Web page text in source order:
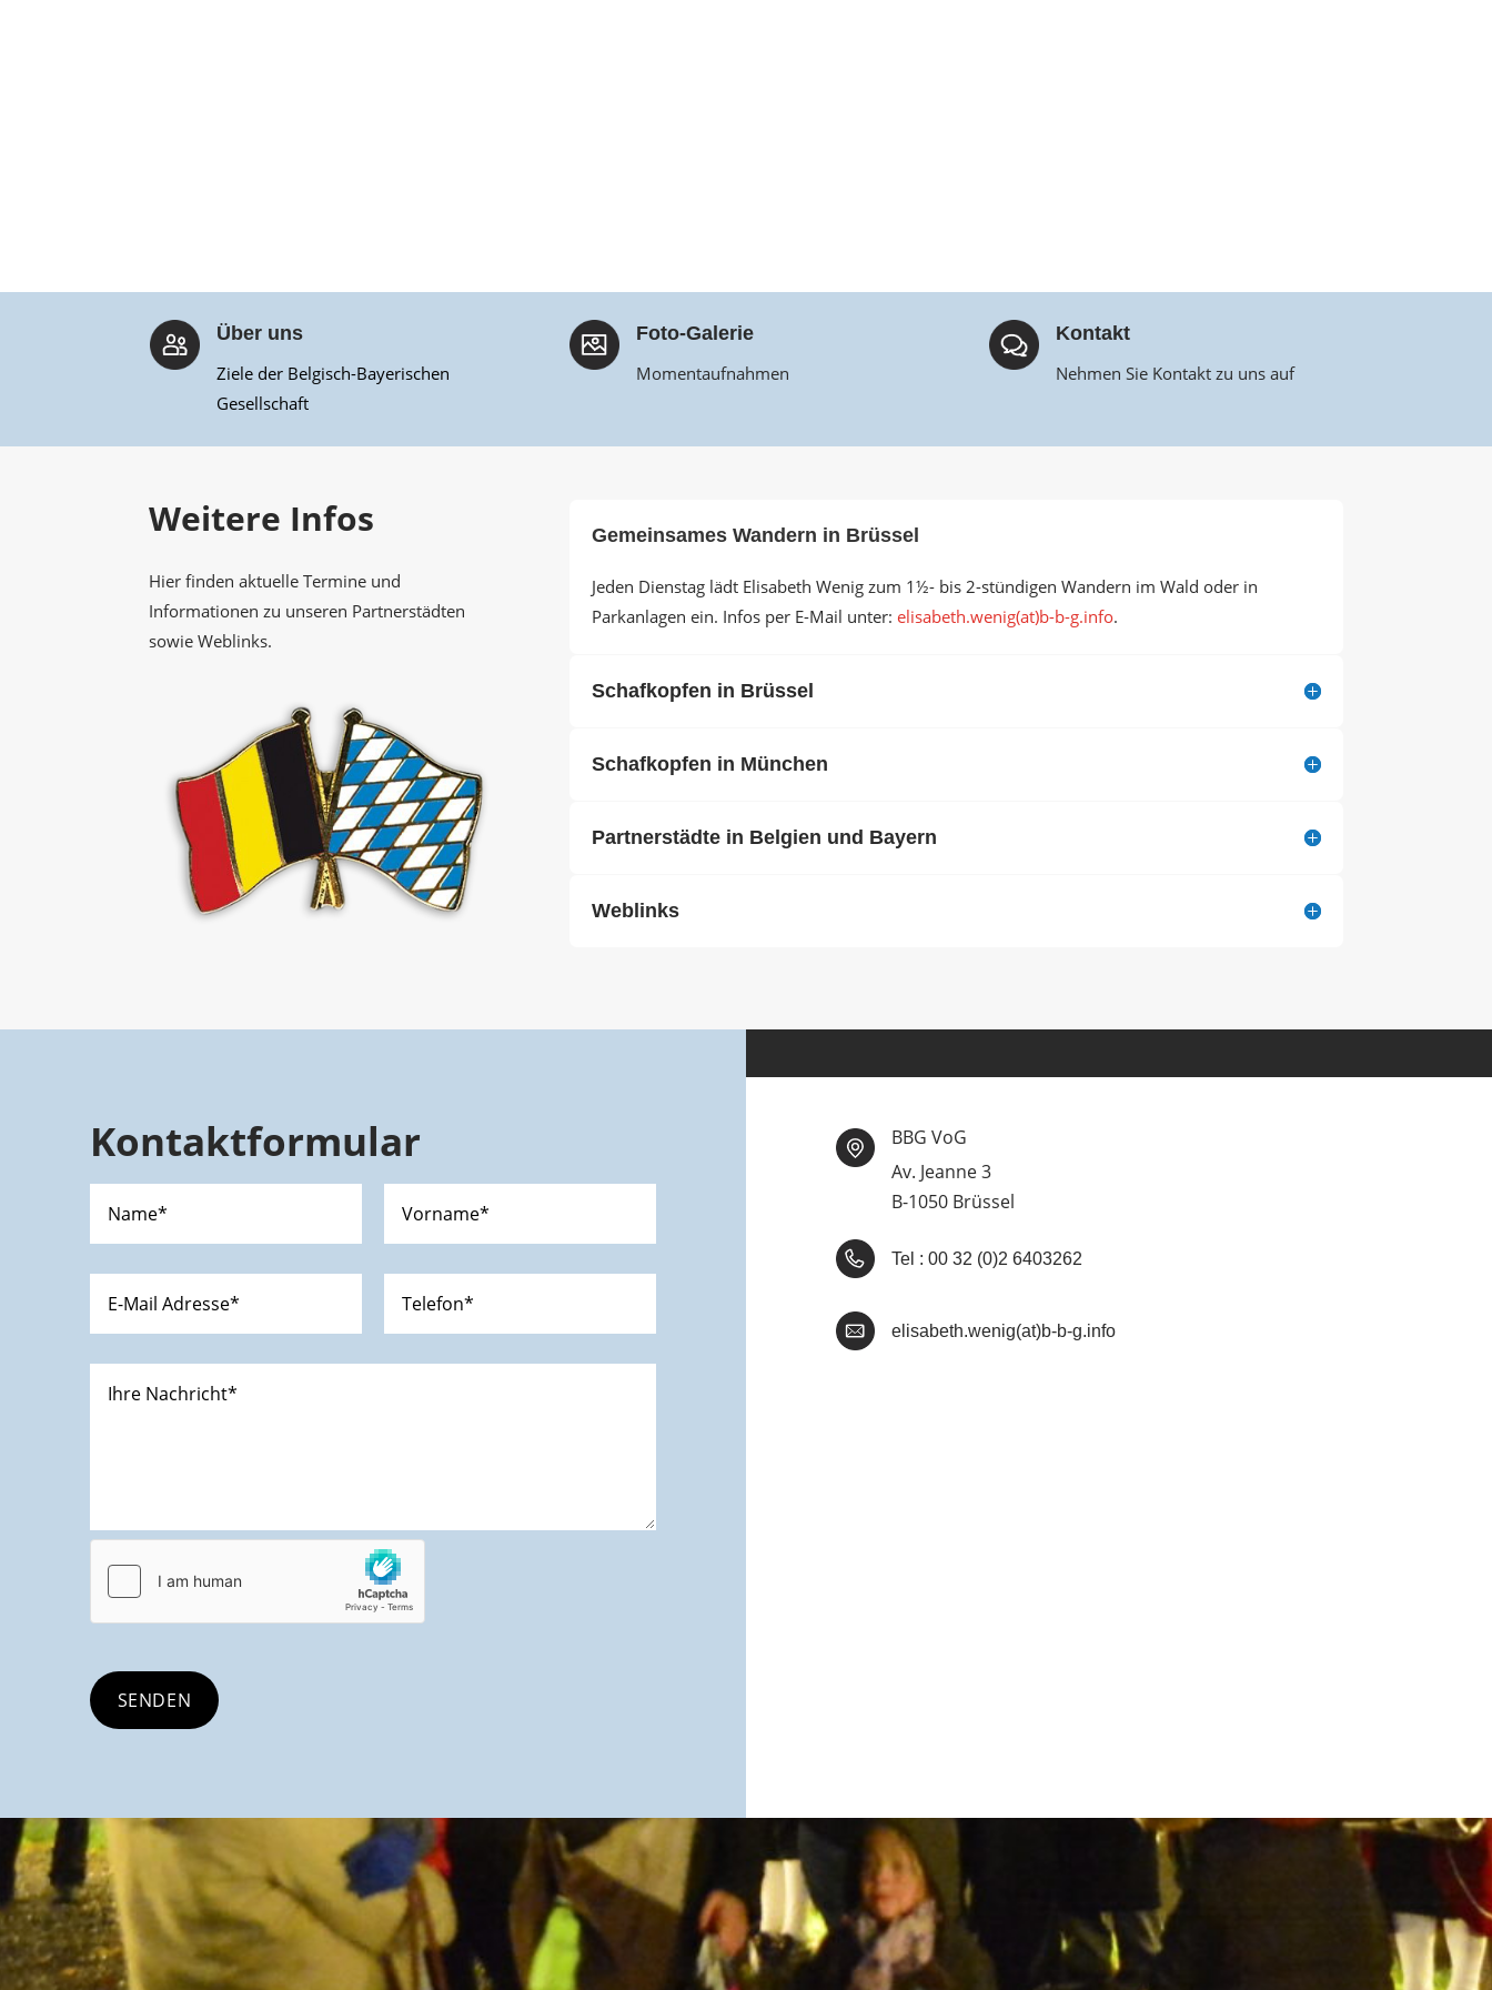
Über uns
Ziele der Belgisch-Bayerischen
Gesellschaft
Foto-Galerie
Momentaufnahmen
Kontakt
Nehmen Sie Kontakt zu uns auf
Weitere Infos
Hier finden aktuelle Termine und
Informationen zu unseren Partnerstädten
sowie Weblinks.
Gemeinsames Wandern in Brüssel
Jeden Dienstag lädt Elisabeth Wenig zum 1½- bis 2-stündigen Wandern im Wald oder in
Parkanlagen ein. Infos per E-Mail unter: elisabeth.wenig(at)b-b-g.info.
Schafkopfen in Brüssel
Schafkopfen in München
Partnerstädte in Belgien und Bayern
Weblinks
Kontaktformular
BBG VoG
Av. Jeanne 3
B-1050 Brüssel
Tel : 00 32 (0)2 6403262
elisabeth.wenig(at)b-b-g.info